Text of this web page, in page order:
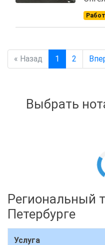
« Назад 1 2
Выбрать
Региональный
Петербурге
Услуга